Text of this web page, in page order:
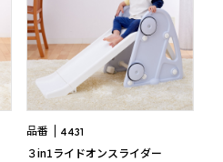
品番 4431
３in1ライドオンスライダー